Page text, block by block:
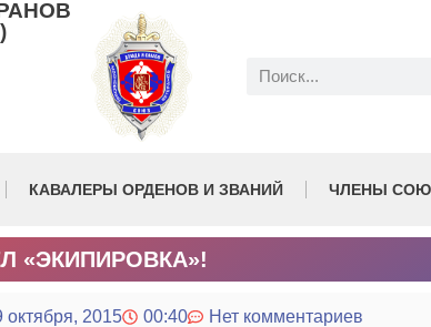
КАВАЛЕРЫ ОРДЕНОВ И ЗВАНИЙ ЧЛЕНЫ
«ЭКИПИРОВКА»!
октября, 2015 00:40
Нет комментариев